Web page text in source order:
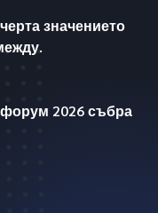
значението
2026 събра